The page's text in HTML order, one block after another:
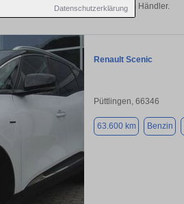
Datenschutzerklärung
Preisklassen von privat und vom Händler.
Renault Scenic
Püttlingen, 66346
63.600 km Benzin